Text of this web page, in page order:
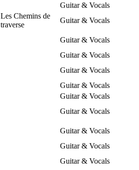
Guitar & Vocals
Les Chemins de
traverse
Guitar & Vocals
Guitar & Vocals
Guitar & Vocals
Guitar & Vocals
Guitar & Vocals
Guitar & Vocals
Guitar & Vocals
Guitar & Vocals
Guitar & Vocals
Guitar & Vocals